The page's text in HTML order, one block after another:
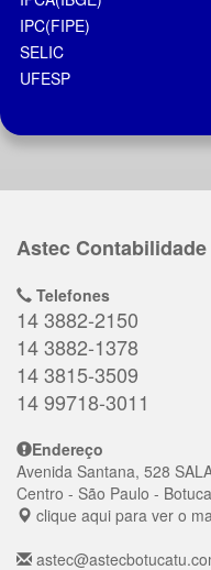
IPC(FIPE)
SELIC
UFESP
Astec
Telefones
14 3882-2150
14 3882-1378
14 3815-3509
14 99718-3011
Endereço
Avenida Santana, 528
Centro - São Paulo -
clique aqui para ver o